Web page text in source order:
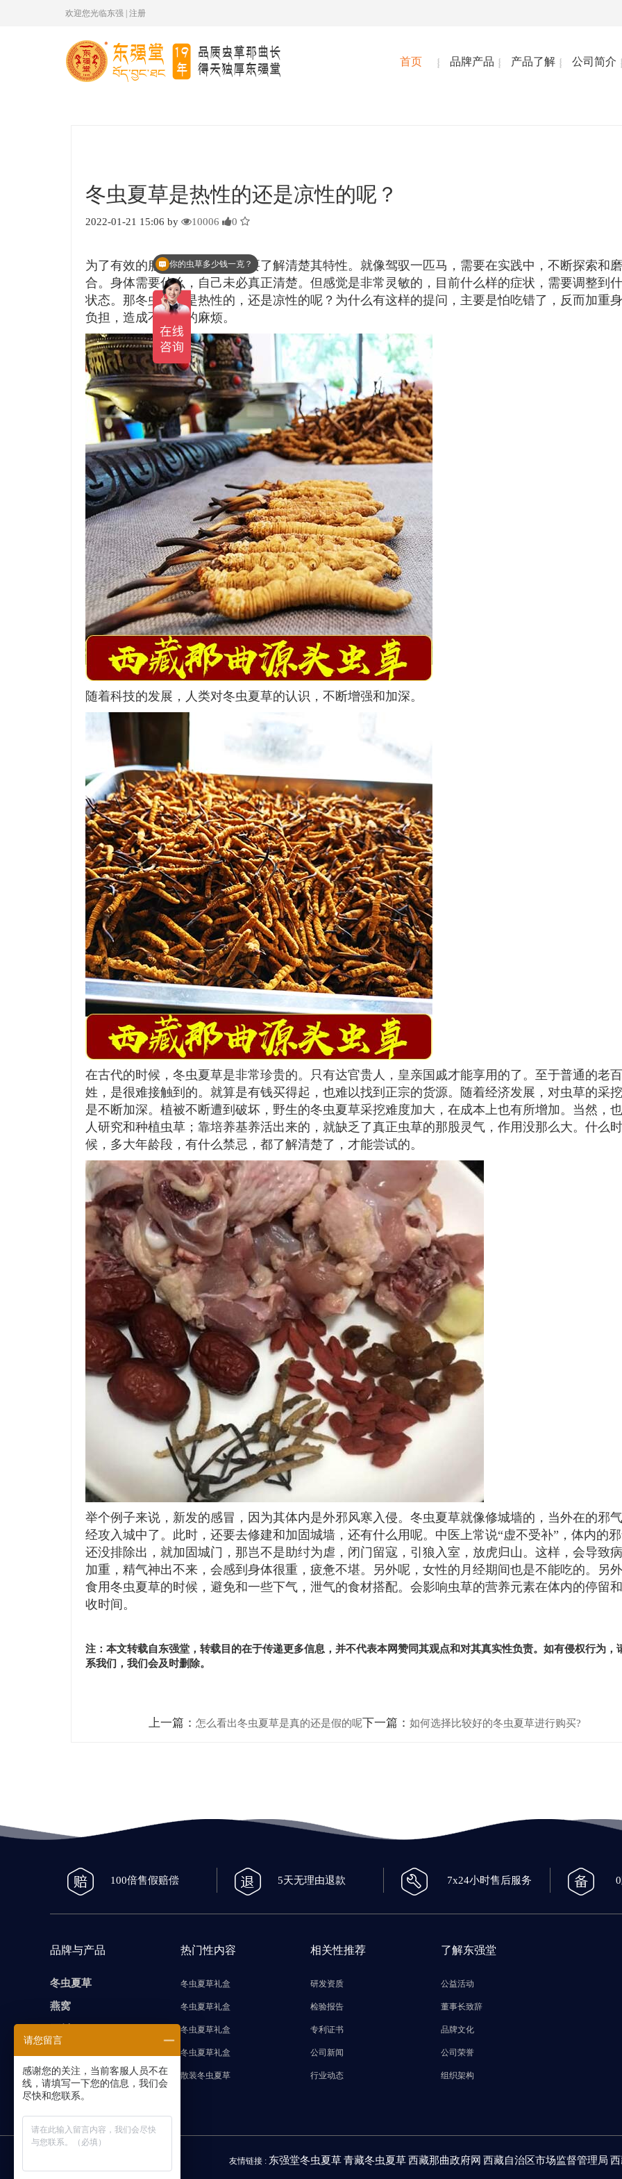
欢迎您光临东强 |注册
首页 品牌产品 产品了解 公司简介
冬虫夏草是热性的还是凉性的呢？
2022-01-21 15:06 by 10006 0
为了有效的服用冬虫夏草，先要了解清楚其特性。就像驾驭一匹马，需要在实践中，不断探索和磨
合。身体需要什么，自己未必真正清楚。但感觉是非常灵敏的，目前什么样的症状，需要调整到
状态。那冬虫夏草是热性的，还是凉性的呢？为什么有这样的提问，主要是怕吃错了，反而加重
负担，造成不必要的麻烦。
随着科技的发展，人类对冬虫夏草的认识，不断增强和加深。
在古代的时候，冬虫夏草是非常珍贵的。只有达官贵人，皇亲国戚才能享用的了。至于普通的老百
姓，是很难接触到的。就算是有钱买得起，也难以找到正宗的货源。随着经济发展，对虫草的采
是不断加深。植被不断遭到破坏，野生的冬虫夏草采挖难度加大，在成本上也有所增加。当然，
人研究和种植虫草；靠培养基养活出来的，就缺乏了真正虫草的那股灵气，作用没那么大。什么时
候，多大年龄段，有什么禁忌，都了解清楚了，才能尝试的。
举个例子来说，新发的感冒，因为其体内是外邪风寒入侵。冬虫夏草就像修城墙的，当外在的邪
经攻入城中了。此时，还要去修建和加固城墙，还有什么用呢。中医上常说“虚不受补”，体内的
还没排除出，就加固城门，那岂不是助纣为虐，闭门留寇，引狼入室，放虎归山。这样，会导致
加重，精气神出不来，会感到身体很重，疲惫不堪。另外呢，女性的月经期间也是不能吃的。另
食用冬虫夏草的时候，避免和一些下气，泄气的食材搭配。会影响虫草的营养元素在体内的停留
收时间。
注：本文转载自东强堂，转载目的在于传递更多信息，并不代表本网赞同其观点和对其真实性负责。如有侵权行为，
系我们，我们会及时删除。
上一篇：怎么看出冬虫夏草是真的还是假的呢下一篇：如何选择比较好的冬虫夏草进行购买?
100倍售假赔偿 5天无理由退款 7x24小时售后服务
品牌与产品
冬虫夏草
燕窝
藏红花
热门性内容
冬虫夏草礼盒
冬虫夏草礼盒
冬虫夏草礼盒
冬虫夏草礼盒
散装冬虫夏草
相关性推荐
研发资质
检验报告
专利证书
公司新闻
行业动态
了解东强堂
公益活动
董事长致辞
品牌文化
公司荣誉
组织架构
友情链接 : 东强堂冬虫夏草青藏冬虫夏草西藏那曲政府网 西藏自治区市场监督管理局
现在有优惠活动么？
请您留言
感谢您的关注，当前客服人员不在
线，请填写一下您的信息，我们会
尽快和您联系。